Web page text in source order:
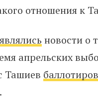
отношения к
новости о
апрельских
Ташиев